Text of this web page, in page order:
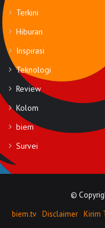
Terkini
Hiburan
Inspirasi
Teknologi
Review
Kolom
biem
Survei
©
biem.tv Disclaimer Kirim